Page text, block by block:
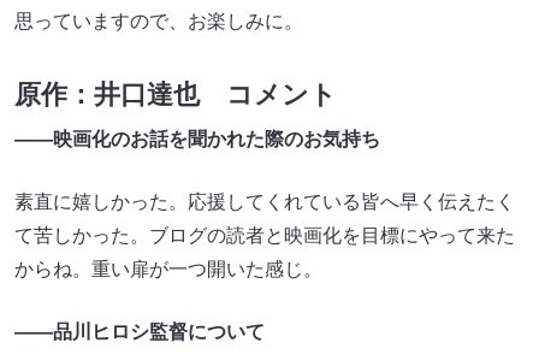
思っていますので、お楽しみに。
原作：井口達也 コメント
――映画化のお話を聞かれた際のお気持ち
素直に嬉しかった。応援してくれている皆へ早く伝えたく
て苦しかった。ブログの読者と映画化を目標にやって来た
からね。重い扉が一つ開いた感じ。
――品川ヒロシ監督について